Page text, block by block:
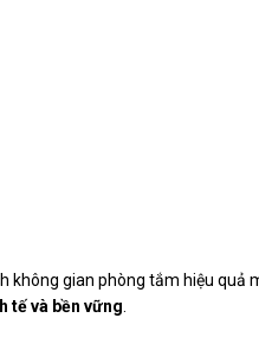
không gian phòng tắm hiệu
tế và bền vững